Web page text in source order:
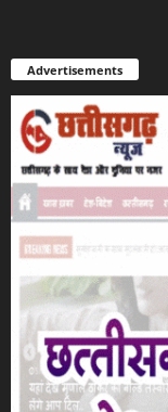
Advertisements